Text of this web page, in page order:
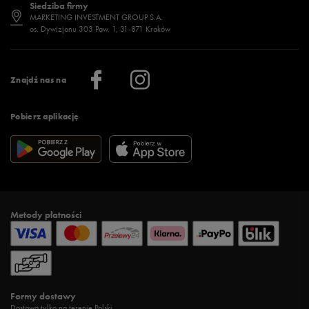
Znajdź nas na
Pobierz aplikację
Regulamin sklepu 50 style
Regulamin aplikacji 50 style
Więcej regulaminów >
Jak wybrać buty na zimę?
Więcej >
Stylizacje damskie
Sklepy stacjonarne
Klub 50 style
Praca
Informacje o firmie
Siedziba firmy
MARKETING INVESTMENT GROUP S.A.
os. Dywizjonu 303 Paw. 1, 31-871 Kraków
Metody płatności
Formy dostawy